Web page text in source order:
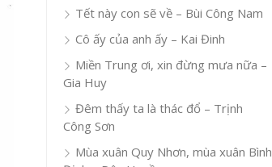
Tết này con sẽ về – Bùi Công Nam
Cô ấy của anh ấy – Kai Đinh
Miền Trung ơi, xin đừng mưa nữa –
Gia Huy
Đêm thấy ta là thác đổ – Trịnh
Công Sơn
Mùa xuân Quy Nhơn, mùa xuân Bình